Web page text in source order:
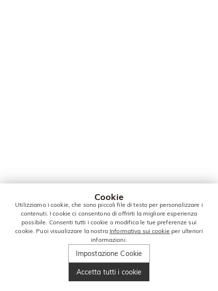
Cookie
Utilizziamo i cookie, che sono piccoli file di testo per personalizzare i
contenuti. I cookie ci consentono di offrirti la migliore esperienza
possibile. Consenti tutti i cookie o modifica le tue preferenze sui
cookie. Puoi visualizzare la nostra Informativa sui cookie per ulteriori
informazioni.
Impostazione Cookie
Accetta tutti i cookie